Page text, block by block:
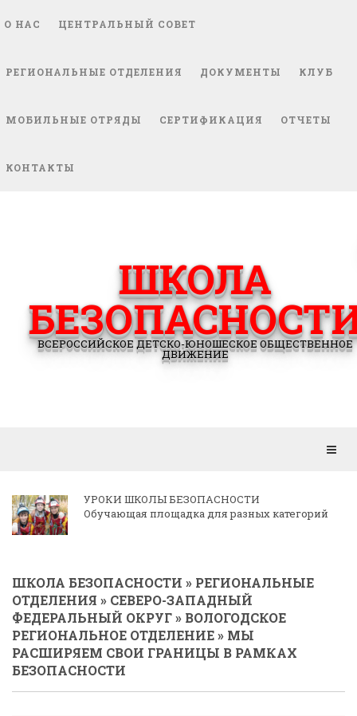
О НАС ЦЕНТРАЛЬНЫЙ СОВЕТ
РЕГИОНАЛЬНЫЕ ОТДЕЛЕНИЯ ДОКУМЕНТЫ КЛУБ
МОБИЛЬНЫЕ ОТРЯДЫ СЕРТИФИКАЦИЯ ОТЧЕТЫ
КОНТАКТЫ
ШКОЛА
ВСЕРОССИЙСКОЕ ДЕТСКО-ЮНОШЕСКОЕ ОБЩЕСТВЕННОЕ
ДВИЖЕНИЕ
КОРРЕСПОНДЕНЦИЯ РЕГИОНАЛЬНЫМ
ОТДЕЛЕНИЯМ
ШКОЛА БЕЗОПАСНОСТИ » РЕГИОНАЛЬНЫЕ
ОТДЕЛЕНИЯ » СЕВЕРО-ЗАПАДНЫЙ
ФЕДЕРАЛЬНЫЙ ОКРУГ» ВОЛОГОДСКОЕ
РЕГИОНАЛЬНОЕ ОТДЕЛЕНИЕ» МЫ
РАСШИРЯЕМ СВОИ ГРАНИЦЫ В РАМКАХ
БЕЗОПАСНОСТИ